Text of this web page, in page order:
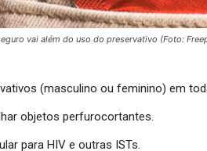
vai além do uso do preservativo (Foto:
(masculino ou feminino) em
objetos perfurocortantes.
para HIV e outras ISTs.